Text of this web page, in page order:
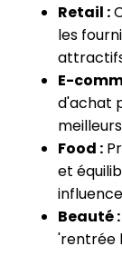
Retail :
les
E-
d'achat
Food :
et
Beauté :
'rentrée